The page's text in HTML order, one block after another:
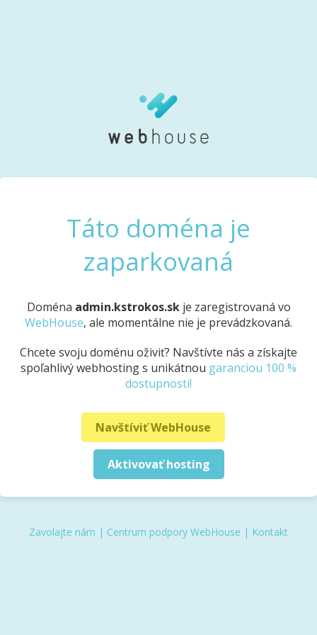
Táto doména je
zaparkovaná
Doména admin.kstrokos.skje zaregistrovaná vo
WebHouse, ale momentálne nie je prevádzkovaná.
Chcete svoju doménu oživiť? Navštívte nás a získajte
spoľahlivý webhosting s unikátnou garanciou 100 %
dostupnosti!
Navštíviť WebHouse
Aktivovať hosting
Zavolajte nám | Centrum podpory WebHouse | Kontakt